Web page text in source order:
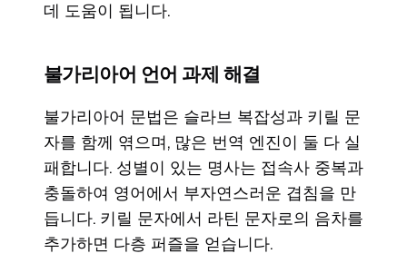
데 도움이 됩니다.
불가리아어 언어 과제 해결
불가리아어 문법은 슬라브 복잡성과 키릴 문
자를 함께 엮으며, 많은 번역 엔진이 둘 다 실
패합니다. 성별이 있는 명사는 접속사 중복과
충돌하여 영어에서 부자연스러운 겹침을 만
듭니다. 키릴 문자에서 라틴 문자로의 음차를
추가하면 다층 퍼즐을 얻습니다.